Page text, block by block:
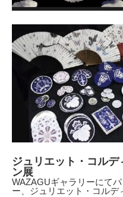
ジュリエット・コル
ン展
WAZAGUギャラリーにて
ー、ジュリエット・コルデ